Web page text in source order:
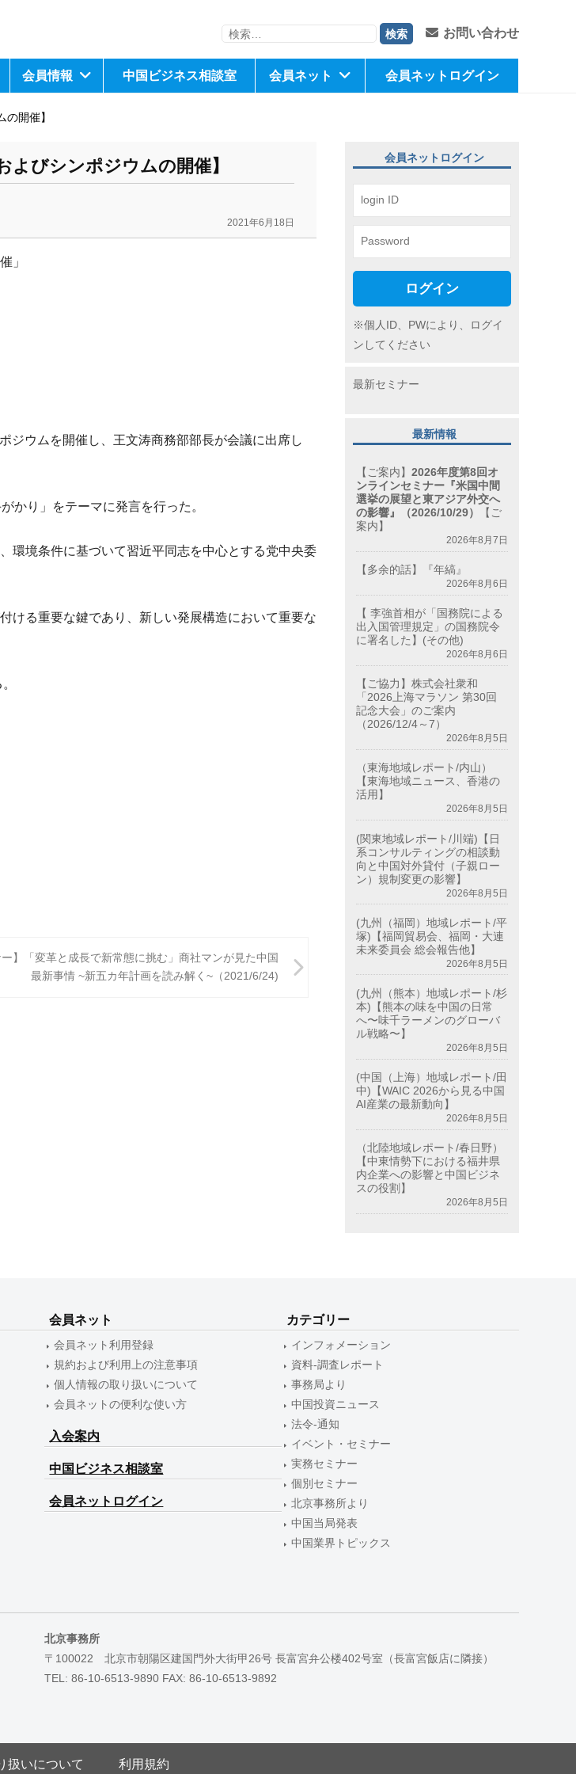
検
お問い合わせ
会員情報 中国ビジネス相談室 会員ネット 会員ネットログイン
開催】
よびシンポジウムの開催】
2021年6月18日
」
ジウムを開催し、王文涛商務部部長が会議に出席し
かり」 をテーマに発言を行った。
環境条件に基づいて習近平同志を中心とする党中央委
ける重要な鍵であり、 新しい発展構造において重要な
ー】「変革と成長で新常態に挑む」商社マンが見た中国
最新事情 ~新五カ年計画を読み解く~（2021/6/24)
会員ネットログイン
ログイン
※個人ID、PWにより、ログイ
ンしてください
最新セミナー
最新情報
【ご案内】2026年度第8回オ
ンラインセミナー『米国中間
選挙の展望と東アジア外交へ
の影響』（2026/10/29）
【ご
案内】
2026年8月7日
【多余的話】『年縞』
2026年8月6日
【 李強首相が「国務院による
出入国管理規定」の国務院令
に署名した】(その他)
2026年8月6日
【ご協力】株式会社衆和
「2026上海マラソン 第30回
記念大会」のご案内
（2026/12/4～7）
2026年8月5日
（東海地域レポート/内山）
【東海地域ニュース、香港の
活用】
2026年8月5日
(関東地域レポート/川端)【日
系コンサルティングの相談動
向と中国対外貸付（子親ロー
ン）規制変更の影響】
2026年8月5日
(九州（福岡）地域レポート/平
塚)【福岡貿易会、福岡・大連
未来委員会 総会報告他】
2026年8月5日
(九州（熊本）地域レポート/杉
本)【熊本の味を中国の日常
へ〜味千ラーメンのグローバ
ル戦略〜】
2026年8月5日
(中国（上海）地域レポート/田
中)【WAIC 2026から見る中国
AI産業の最新動向】
2026年8月5日
（北陸地域レポート/春日野）
【中東情勢下における福井県
内企業への影響と中国ビジネ
スの役割】
2026年8月5日
会員ネット
会員ネット利用登録
規約および利用上の注意事項
個人情報の取り扱いについて
会員ネットの便利な使い方
入会案内
中国ビジネス相談室
会員ネットログイン
カテゴリー
インフォメーション
資料-調査レポート
事務局より
中国投資ニュース
法令-通知
イベント・セミナー
実務セミナー
個別セミナー
北京事務所より
中国当局発表
中国業界トピックス
北京事務所
〒100022 北京市朝陽区建国門外大街甲26号 長富宮弁公楼402号室（長富宮飯店に隣接）
TEL: 86-10-6513-9890 FAX: 86-10-6513-9892
扱いについて 利用規約